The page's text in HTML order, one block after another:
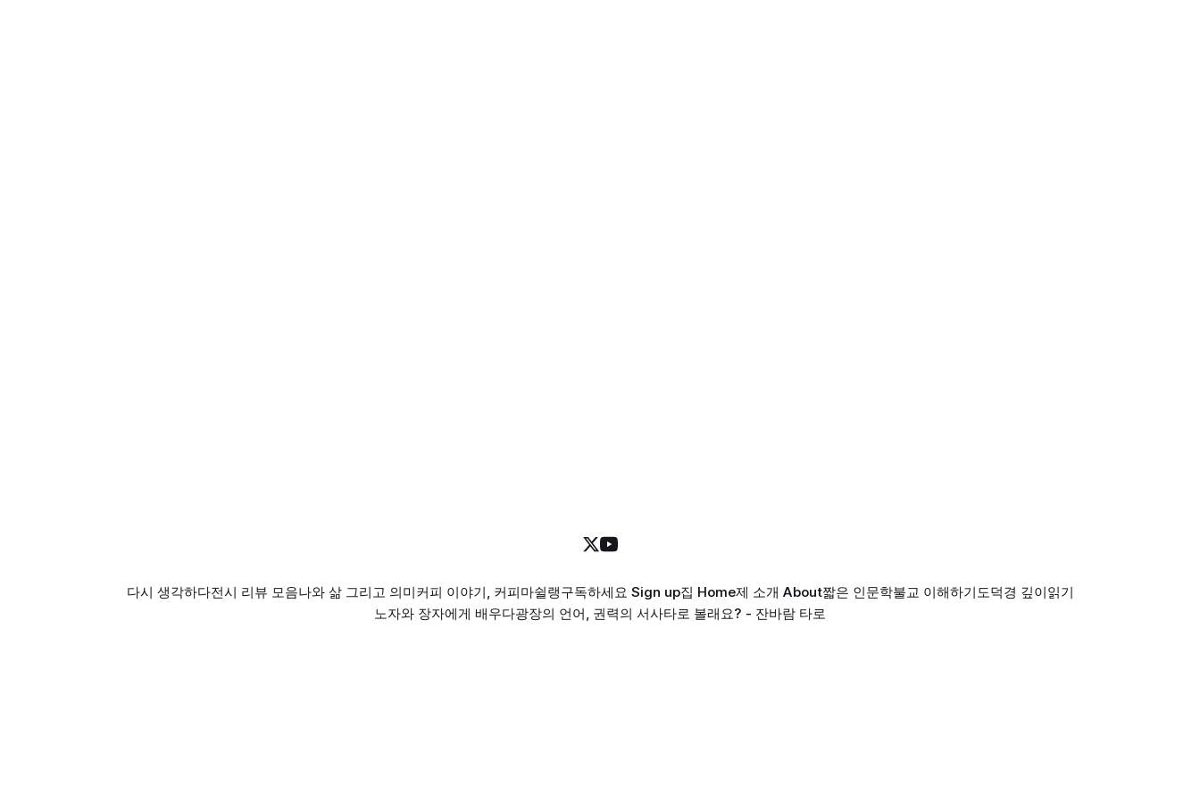
다시 생각하다전시 리뷰 모음나와 삶 그리고 의미커피 이야기, 커피마쉴랭구독하세요 Sign up집 Home제 소개 About짧은 인문학불교 이해하기도덕경 깊이읽기
노자와 장자에게 배우다광장의 언어, 권력의 서사타로 볼래요? - 잔바람 타로